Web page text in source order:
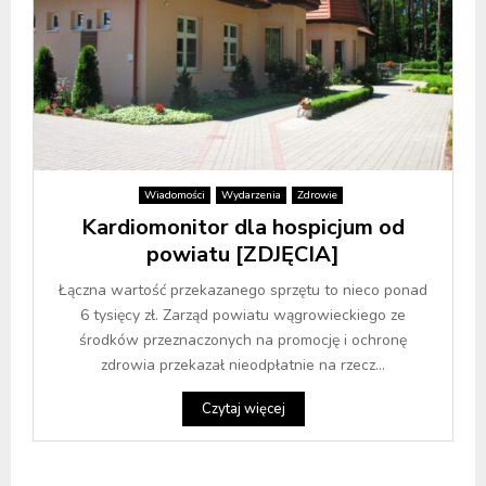
Wiadomości Wydarzenia Zdrowie
Kardiomonitor dla hospicjum od
powiatu [ZDJĘCIA]
Łączna wartość przekazanego sprzętu to nieco ponad
6 tysięcy zł. Zarząd powiatu wągrowieckiego ze
środków przeznaczonych na promocję i ochronę
zdrowia przekazał nieodpłatnie na rzecz...
Czytaj więcej